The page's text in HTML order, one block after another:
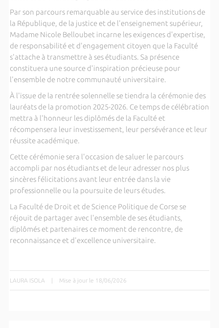
Par son parcours remarquable au service des institutions de
la République, de la justice et de l'enseignement supérieur,
Madame Nicole Belloubet incarne les exigences d'expertise,
de responsabilité et d'engagement citoyen que la Faculté
s'attache à transmettre à ses étudiants. Sa présence
constituera une source d'inspiration précieuse pour
l'ensemble de notre communauté universitaire.
À l'issue de la rentrée solennelle se tiendra la cérémonie des
lauréats de la promotion 2025-2026. Ce temps de célébration
mettra à l'honneur les diplômés de la Faculté et
récompensera leur investissement, leur persévérance et leur
réussite académique.
Cette cérémonie sera l'occasion de saluer le parcours
accompli par nos étudiants et de leur adresser nos plus
sincères félicitations avant leur entrée dans la vie
professionnelle ou la poursuite de leurs études.
La Faculté de Droit et de Science Politique de Corse se
réjouit de partager avec l'ensemble de ses étudiants,
diplômés et partenaires ce moment de rencontre, de
reconnaissance et d'excellence universitaire.
LAURA ISOLA | Mise à jour le 18/06/2026